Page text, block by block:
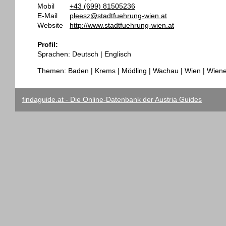
Mobil
+43 (699) 81505236
E-Mail
pleesz@stadtfuehrung-wien.at
Website
http://www.stadtfuehrung-wien.at
Profil:
Sprachen: Deutsch | Englisch
Themen: Baden | Krems | Mödling | Wachau | Wien |
findaguide.at - Die Online-Datenbank der Austria Guides